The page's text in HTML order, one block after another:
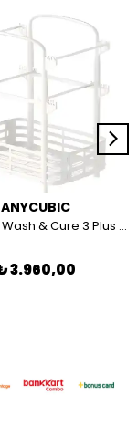
ANYCUBIC
Anycubic Wash & Cure 3 Plus Cleaning Basket
3.960,00